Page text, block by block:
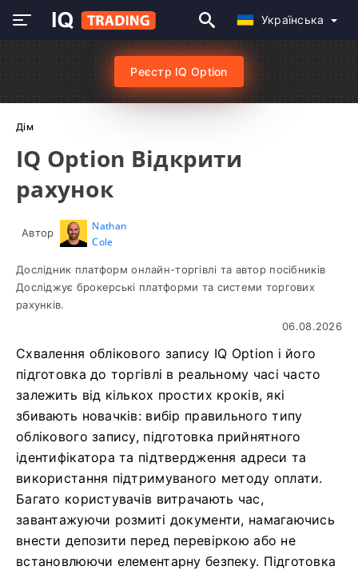
Українська
Реєстр IQ Option
Дім
IQ Option Відкрити
рахунок
Автор
Nathan
Cole
Дослідник платформ онлайн-торгівлі та автор посібників
Досліджує брокерські платформи та системи торгових
рахунків.
06.08.2026
Схвалення облікового запису IQ Option і його
підготовка до торгівлі в реальному часі часто
залежить від кількох простих кроків, які
збивають новачків: вибір правильного типу
облікового запису, підготовка прийнятного
ідентифікатора та підтвердження адреси та
використання підтримуваного методу оплати.
Багато користувачів витрачають час,
завантажуючи розмиті документи, намагаючись
внести депозити перед перевіркою або не
встановлюючи елементарну безпеку. Підготовка